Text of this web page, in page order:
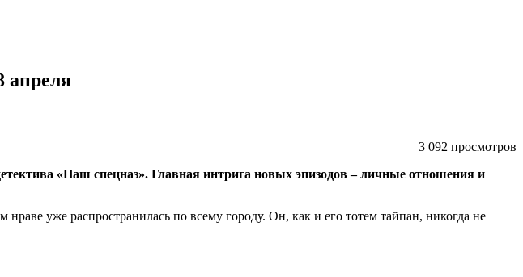
апреля
3 092 просмотров
«Наш спецназ». Главная интрига новых эпизодов – личные отношения и
уже распространилась по всему городу. Он, как и его тотем тайпан, никогда не